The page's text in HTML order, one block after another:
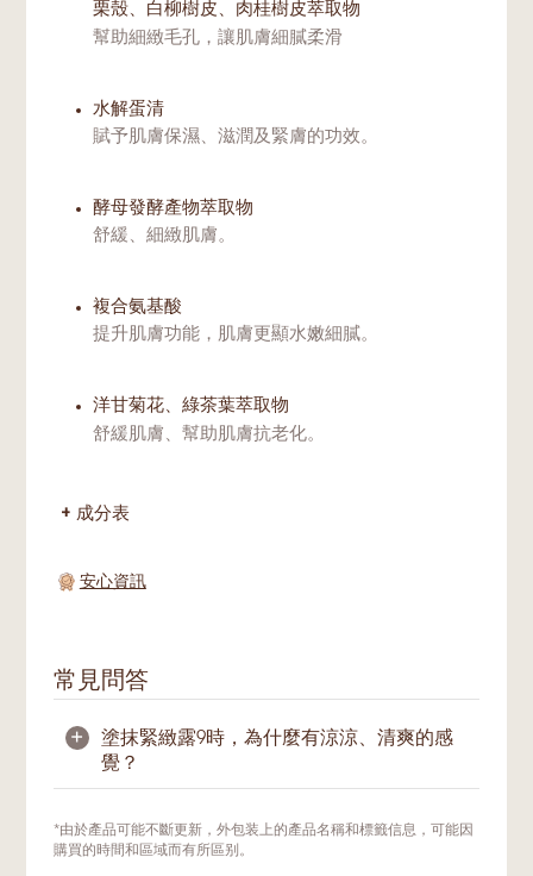
栗殼、白柳樹皮、肉桂樹皮萃取物
幫助細緻毛孔，讓肌膚細膩柔滑
水解蛋清
賦予肌膚保濕、滋潤及緊膚的功效。
酵母發酵產物萃取物
舒緩、細緻肌膚。
複合氨基酸
提升肌膚功能，肌膚更顯水嫩細膩。
洋甘菊花、綠茶葉萃取物
舒緩肌膚、幫助肌膚抗老化。
成分表
安心資訊
常見問答
+
塗抹緊緻露9時，為什麼有涼涼、清爽的感
覺？
涼感及清爽感是由於配方當中的植物單寧酸綜
合及酵母發酵提取。植物單寧酸綜合是天然的
*由於產品可能不斷更新，外包装上的產品名稱和標籤信息，可能因
購買的時間和區域而有所區别。